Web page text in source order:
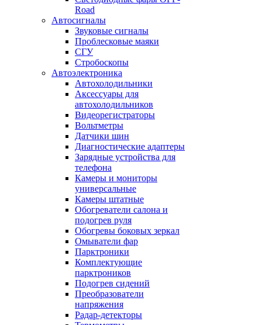
Road
Автосигналы
Звуковые сигналы
Проблесковые маяки
СГУ
Стробоскопы
Автоэлектроника
Автохолодильники
Аксессуары для
автохолодильников
Видеорегистраторы
Вольтметры
Датчики шин
Диагностические адаптеры
Зарядные устройства для
телефона
Камеры и мониторы
универсальные
Камеры штатные
Обогреватели салона и
подогрев руля
Обогревы боковых зеркал
Омыватели фар
Парктроники
Комплектующие
парктроников
Подогрев сидений
Преобразователи
напряжения
Радар-детекторы